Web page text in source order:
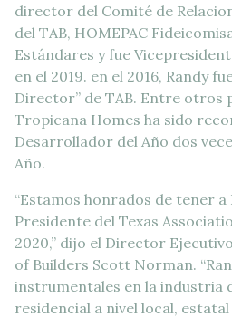
director del Comité de
del TAB, HOMEPAC
Estándares y fue
en el 2019. en el 2016, Randy
Director” de TAB. Entre otros
Tropicana Homes ha sido
Desarrollador del Año dos
Año.
“Estamos honrados de tener a
Presidente del Texas
2020,” dijo el Director
of Builders Scott Norman.
instrumentales en la industria
residencial a nivel local,